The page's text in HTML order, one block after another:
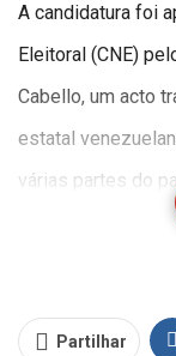
A candidatura foi
Eleitoral (CNE)
Cabello, um acto
estatal
várias partes do
“Hoje vim não só
transformar a
Partilhar